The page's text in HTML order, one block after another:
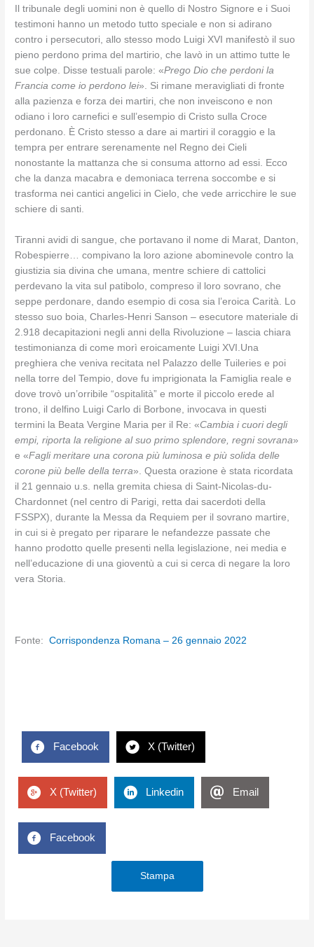
Il tribunale degli uomini non è quello di Nostro Signore e i Suoi
testimoni hanno un metodo tutto speciale e non si adirano
contro i persecutori, allo stesso modo Luigi XVI manifestò il suo
pieno perdono prima del martirio, che lavò in un attimo tutte le
sue colpe. Disse testuali parole: «Prego Dio che perdoni la
Francia come io perdono lei». Si rimane meravigliati di fronte
alla pazienza e forza dei martiri, che non inveiscono e non
odiano i loro carnefici e sull’esempio di Cristo sulla Croce
perdonano. È Cristo stesso a dare ai martiri il coraggio e la
tempra per entrare serenamente nel Regno dei Cieli
nonostante la mattanza che si consuma attorno ad essi. Ecco
che la danza macabra e demoniaca terrena soccombe e si
trasforma nei cantici angelici in Cielo, che vede arricchire le sue
schiere di santi.
Tiranni avidi di sangue, che portavano il nome di Marat, Danton,
Robespierre… compivano la loro azione abominevole contro la
giustizia sia divina che umana, mentre schiere di cattolici
perdevano la vita sul patibolo, compreso il loro sovrano, che
seppe perdonare, dando esempio di cosa sia l’eroica Carità. Lo
stesso suo boia, Charles-Henri Sanson – esecutore materiale di
2.918 decapitazioni negli anni della Rivoluzione – lascia chiara
testimonianza di come morì eroicamente Luigi XVI.Una
preghiera che veniva recitata nel Palazzo delle Tuileries e poi
nella torre del Tempio, dove fu imprigionata la Famiglia reale e
dove trovò un’orribile “ospitalità” e morte il piccolo erede al
trono, il delfino Luigi Carlo di Borbone, invocava in questi
termini la Beata Vergine Maria per il Re: «Cambia i cuori degli
empi, riporta la religione al suo primo splendore, regni sovrana»
e «Fagli meritare una corona più luminosa e più solida delle
corone più belle della terra». Questa orazione è stata ricordata
il 21 gennaio u.s. nella gremita chiesa di Saint-Nicolas-du-
Chardonnet (nel centro di Parigi, retta dai sacerdoti della
FSSPX), durante la Messa da Requiem per il sovrano martire,
in cui si è pregato per riparare le nefandezze passate che
hanno prodotto quelle presenti nella legislazione, nei media e
nell’educazione di una gioventù a cui si cerca di negare la loro
vera Storia.
Fonte:Corrispondenza Romana – 26 gennaio 2022
Facebook X (Twitter)
X (Twitter) Linkedin Email
Facebook
Stampa